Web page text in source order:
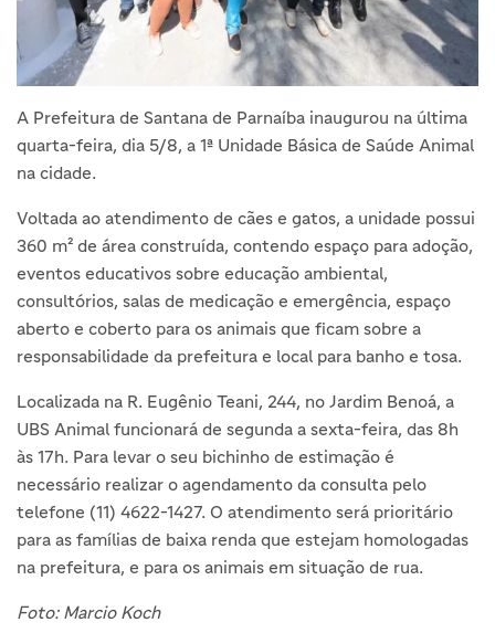
A Prefeitura de Santana de Parnaíba inaugurou na última
quarta-feira, dia 5/8, a 1ª Unidade Básica de Saúde Animal
na cidade.
Voltada ao atendimento de cães e gatos, a unidade possui
360 m² de área construída, contendo espaço para adoção,
eventos educativos sobre educação ambiental,
consultórios, salas de medicação e emergência, espaço
aberto e coberto para os animais que ficam sobre a
responsabilidade da prefeitura e local para banho e tosa.
Localizada na R. Eugênio Teani, 244, no Jardim Benoá, a
UBS Animal funcionará de segunda a sexta-feira, das 8h
às 17h. Para levar o seu bichinho de estimação é
necessário realizar o agendamento da consulta pelo
telefone (11) 4622-1427. O atendimento será prioritário
para as famílias de baixa renda que estejam homologadas
na prefeitura, e para os animais em situação de rua.
Foto: Marcio Koch